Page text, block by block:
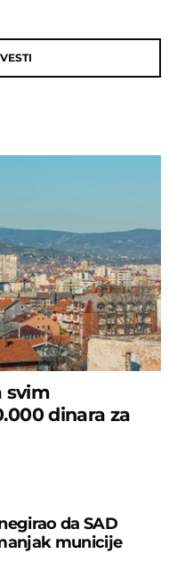
svim
dinara za
da SAD
municije